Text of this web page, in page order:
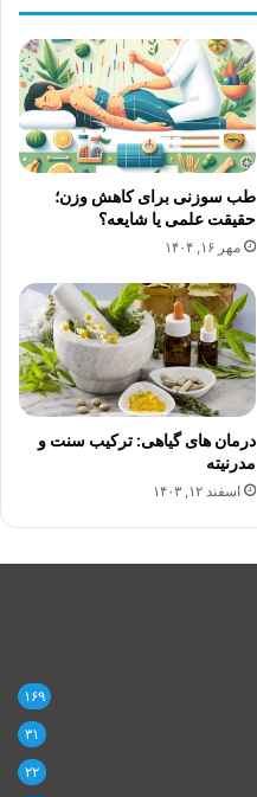
طب سوزنی برای کاهش وزن؛
حقیقت علمی یا شایعه؟
مهر ۱۶, ۱۴۰۴
درمان های گیاهی: ترکیب سنت و
مدرنیته
اسفند ۱۲, ۱۴۰۳
۱۶۹
۳۱
۲۲